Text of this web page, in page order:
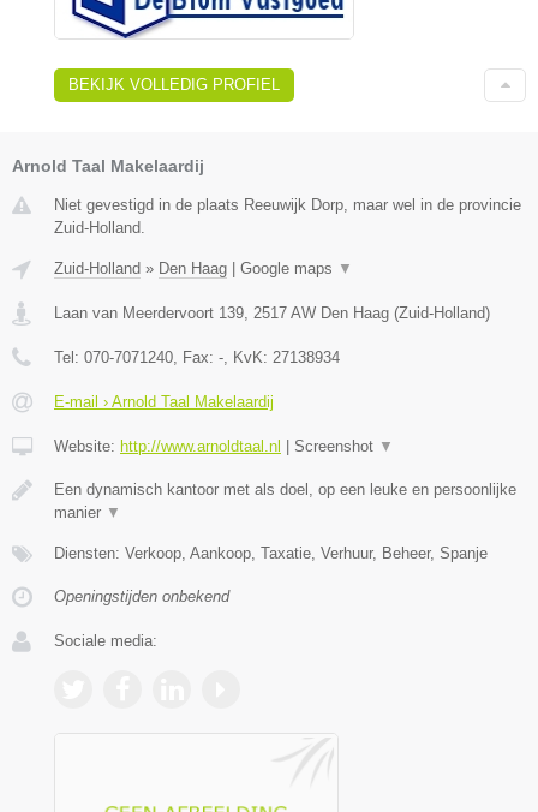
BEKIJK VOLLEDIG PROFIEL
Arnold Taal Makelaardij
Niet gevestigd in de plaats Reeuwijk Dorp, maar wel in de provincie
Zuid-Holland.
Zuid-Holland » Den Haag | Google maps ▼
Laan van Meerdervoort 139 2517 AW Den Haag (Zuid-Holland)
Tel: 070-7071240 , Fax: - , KvK: 27138934
E-mail › Arnold Taal Makelaardij
Website: http://www.arnoldtaal.nl | Screenshot ▼
Een dynamisch kantoor met als doel, op een leuke en persoonlijke
manier ▼
Diensten: Verkoop, Aankoop, Taxatie, Verhuur, Beheer, Spanje
Openingstijden onbekend
Sociale media: